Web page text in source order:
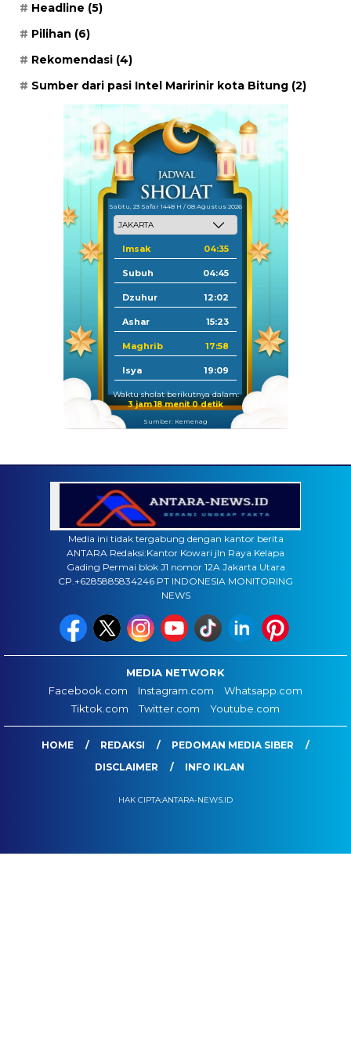
Headline (5)
Pilihan (6)
Rekomendasi (4)
Sumber dari pasi Intel Maririnir kota Bitung (2)
Sabtu, 23 Safar 1448 H / 08 Agustus 2026
Imsak 04:35
Subuh 04:45
Dzuhur 12:02
Ashar 15:23
Maghrib 17:58
Isya 19:09
Waktu sholat berikutnya dalam:
3 jam 17 menit 59 detik
Sumber: Kemenag
Media ini tidak tergabung dengan kantor berita
ANTARA Redaksi:Kantor Kowari jln Raya Kelapa
Gading Permai blok J1 nomor 12A Jakarta Utara
CP.+6285885834246 PT INDONESIA MONITORING
NEWS
MEDIA NETWORK
Facebook.com
Instagram.com
Whatsapp.com
Tiktok.com
Twitter.com Youtube.com
HOME REDAKSI
PEDOMAN MEDIA SIBER
DISCLAIMER
INFO IKLAN
HAK CIPTA:ANTARA-NEWS.ID